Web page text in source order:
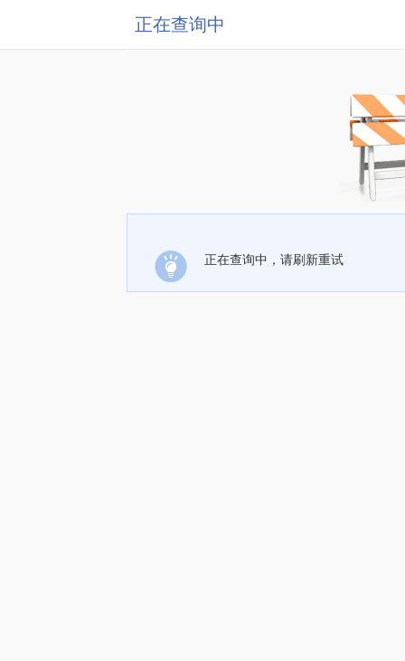
正在查询中
正在查询中，请刷新重试